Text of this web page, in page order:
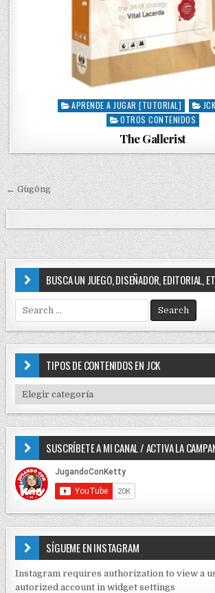
P
e
d
i
n
APRENDE A JUGAR [TUTORIAL]
OTROS CONTENIDOS
The Gallerist
N
a
v
e
a
c
i
ó
n
e
e
n
r
a
d
← Gùgōng
BUSCA UN JUEGO, DISEÑADOR, EDITORIAL,
e
a
r
f
r
:
TIPOS DE CONTENIDOS EN JCK
I
P
D
E
C
O
N
T
I
D
SUSCRÍBETE A MI CANAL / ACTIVA LA
SÍGUEME EN INSTAGRAM
Instagram requires authorization to view a
autorized account in widget settings